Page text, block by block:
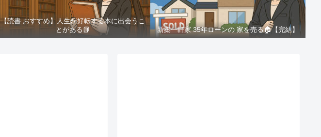
【読書 おすすめ】人生が好転する本に出会うこ
とがある📗
新築一軒家 35年ローンの 家を売る🏠️【完結】